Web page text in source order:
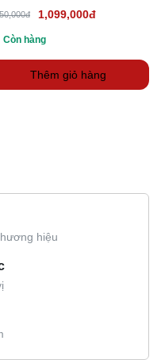
1,099,000đ
Còn hàng
Thêm giỏ hàng
hiệu